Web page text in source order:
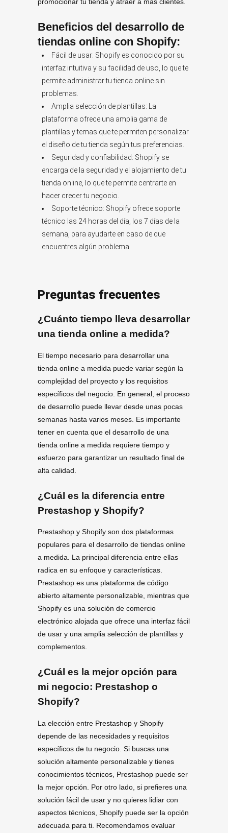
Beneficios del desarrollo de
tiendas online con Shopify:
Fácil de usar: Shopify es conocido por su
interfaz intuitiva y su facilidad de uso, lo que te
permite administrar tu tienda online sin
problemas.
Amplia selección de plantillas: La
plataforma ofrece una amplia gama de
plantillas y temas que te permiten personalizar
el diseño de tu tienda según tus preferencias.
Seguridad y confiabilidad: Shopify se
encarga de la seguridad y el alojamiento de tu
tienda online, lo que te permite centrarte en
hacer crecer tu negocio.
Soporte técnico: Shopify ofrece soporte
técnico las 24 horas del día, los 7 días de la
semana, para ayudarte en caso de que
encuentres algún problema.
Preguntas frecuentes
¿Cuánto tiempo lleva desarrollar
una tienda online a medida?
El tiempo necesario para desarrollar una
tienda online a medida puede variar según la
complejidad del proyecto y los requisitos
específicos del negocio. En general, el proceso
de desarrollo puede llevar desde unas pocas
semanas hasta varios meses. Es importante
tener en cuenta que el desarrollo de una
tienda online a medida requiere tiempo y
esfuerzo para garantizar un resultado final de
alta calidad.
¿Cuál es la diferencia entre
Prestashop y Shopify?
Prestashop y Shopify son dos plataformas
populares para el desarrollo de tiendas online
a medida. La principal diferencia entre ellas
radica en su enfoque y características.
Prestashop es una plataforma de código
abierto altamente personalizable, mientras que
Shopify es una solución de comercio
electrónico alojada que ofrece una interfaz fácil
de usar y una amplia selección de plantillas y
complementos.
¿Cuál es la mejor opción para
mi negocio: Prestashop o
Shopify?
La elección entre Prestashop y Shopify
depende de las necesidades y requisitos
específicos de tu negocio. Si buscas una
solución altamente personalizable y tienes
conocimientos técnicos, Prestashop puede ser
la mejor opción. Por otro lado, si prefieres una
solución fácil de usar y no quieres lidiar con
aspectos técnicos, Shopify puede ser la opción
adecuada para ti. Recomendamos evaluar